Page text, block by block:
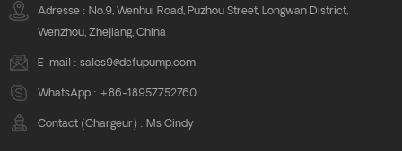
Adresse : No.9, Wenhui Road, Puzhou Street, Longwan District,
Wenzhou, Zhejiang, China
E-mail : sales9@defupump.com
WhatsApp : +86-18957752760
Contact (Chargeur) : Ms Cindy